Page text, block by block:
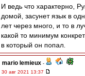
И ведь что характерно,
домой, засунет язык в
лет через много, и то в
какой то минимум
в который он попал.
mario lemieux -
30 авг 2021 13:37